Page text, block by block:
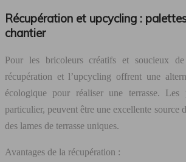
Récupération et upcycling :
chantier
Pour les bricoleurs créatifs et soucieux de
récupération et l’upcycling offrent une
écologique pour réaliser une terrasse. Les
particulier, peuvent être une excellente source
des lames de terrasse uniques.
Avantages de la récupération :